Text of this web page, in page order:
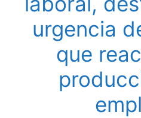
urgencia
que